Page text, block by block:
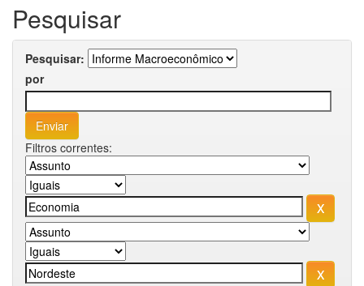
Pesquisar
Pesquisar:
por
Filtros correntes: